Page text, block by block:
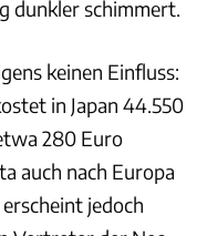
dunkler schimmert.
keinen Einfluss:
in Japan 44.550
280 Euro
auch nach Europa
jedoch